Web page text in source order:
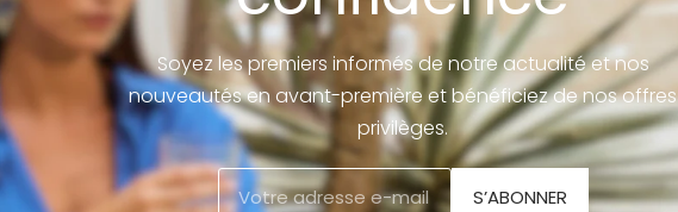
Soyez les premiers informés de notre actualité et nos
nouveautés en avant-première et bénéficiez de nos offres
privilèges.
S’ABONNER